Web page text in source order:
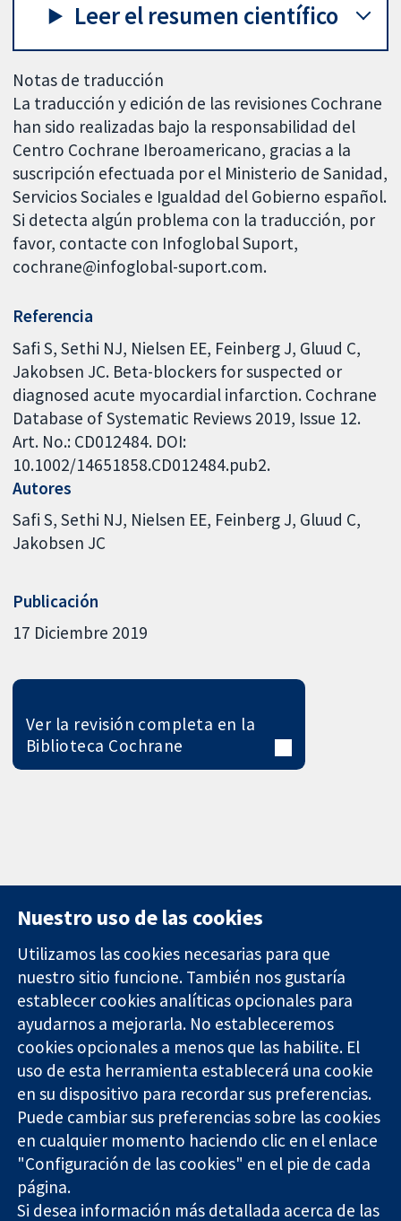
Leer el resumen científico
Notas de traducción
La traducción y edición de las revisiones Cochrane
han sido realizadas bajo la responsabilidad del
Centro Cochrane Iberoamericano, gracias a la
suscripción efectuada por el Ministerio de Sanidad,
Servicios Sociales e Igualdad del Gobierno español.
Si detecta algún problema con la traducción, por
favor, contacte con Infoglobal Suport,
cochrane@infoglobal-suport.com.
Referencia
Safi S, Sethi NJ, Nielsen EE, Feinberg J, Gluud C,
Jakobsen JC. Beta-blockers for suspected or
diagnosed acute myocardial infarction. Cochrane
Database of Systematic Reviews 2019, Issue 12.
Art. No.: CD012484. DOI:
10.1002/14651858.CD012484.pub2.
Autores
Safi S Sethi NJ Nielsen EE Feinberg J Gluud C
Jakobsen JC
Publicación
17 Diciembre 2019
Ver la revisión completa en la
Biblioteca Cochrane
Evidencia fiable.
Decisiones
informadas.
Mejor salud.
11-13 Cavendish
Square
Londres
W1G 0AN
Reino Unido
Contacto
Noticias
Prensa
Sobre
nosotros
Empleo
Cochrane
Library
The Cochrane Collaboration is a charity (no. 1045921) and a
company limited by guarantee (no. 03044323) registered in
Nuestro uso de las cookies
Utilizamos las cookies necesarias para que
nuestro sitio funcione. También nos gustaría
establecer cookies analíticas opcionales para
ayudarnos a mejorarla. No estableceremos
cookies opcionales a menos que las habilite. El
uso de esta herramienta establecerá una cookie
en su dispositivo para recordar sus preferencias.
Puede cambiar sus preferencias sobre las cookies
en cualquier momento haciendo clic en el enlace
"Configuración de las cookies" en el pie de cada
página.
Si desea información más detallada acerca de las